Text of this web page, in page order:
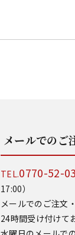
メールでのご
TEL.0770-52-
17:00）
メールでのご注文
24時間受け付けて